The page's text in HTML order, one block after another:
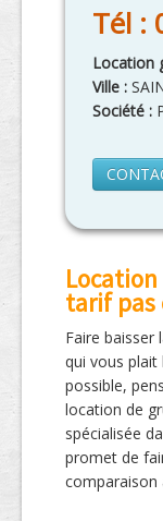
Tél :
Location
Ville :
Société :
tarif pas
Faire baisser
qui vous plait
possible,
location de
spécialisée
promet de
comparaison